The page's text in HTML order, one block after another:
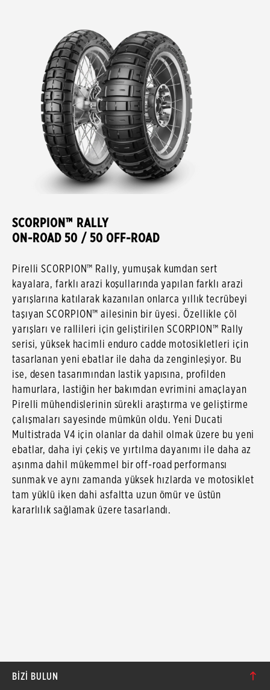
SCORPION™ RALLY
ON-ROAD 50 / 50 OFF-ROAD
Pirelli SCORPION™ Rally, yumuşak kumdan sert
kayalara, farklı arazi koşullarında yapılan farklı arazi
yarışlarına katılarak kazanılan onlarca yıllık tecrübeyi
taşıyan SCORPION™ ailesinin bir üyesi. Özellikle çöl
yarışları ve rallileri için geliştirilen SCORPION™ Rally
serisi, yüksek hacimli enduro cadde motosikletleri için
tasarlanan yeni ebatlar ile daha da zenginleşiyor. Bu
ise, desen tasarımından lastik yapısına, profilden
hamurlara, lastiğin her bakımdan evrimini amaçlayan
Pirelli mühendislerinin sürekli araştırma ve geliştirme
çalışmaları sayesinde mümkün oldu. Yeni Ducati
Multistrada V4 için olanlar da dahil olmak üzere bu yeni
ebatlar, daha iyi çekiş ve yırtılma dayanımı ile daha az
aşınma dahil mükemmel bir off-road performansı
sunmak ve aynı zamanda yüksek hızlarda ve motosiklet
tam yüklü iken dahi asfaltta uzun ömür ve üstün
kararlılık sağlamak üzere tasarlandı.
BIZI BULUN